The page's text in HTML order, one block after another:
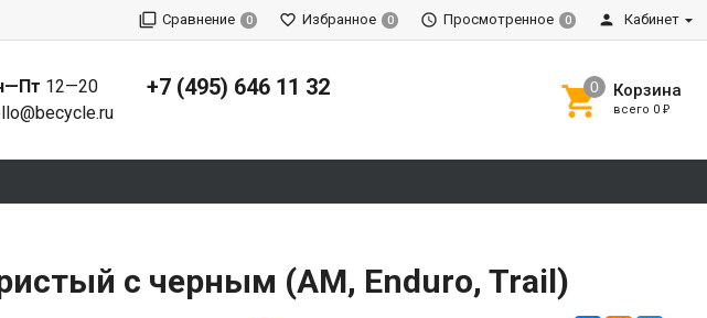
Сравнение 0 Избранное 0 Просмотренное 0 Кабинет
12—20
+7 (495) 646 11 32 Корзина
всего 0 ₽
с черным (AM, Enduro, Trail)